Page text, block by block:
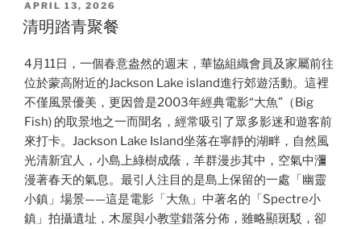
POSTED
ON
APRIL 13, 2026
清明踏青聚餐
4月11日，一個春意盎然的週末，華協組織會員及家屬前往
位於蒙高附近的Jackson Lake island進行郊遊活動。這裡
不僅風景優美，更因曾是2003年經典電影“大魚”（Big
Fish) 的取景地之一而聞名，經常吸引了眾多影迷和遊客前
來打卡。Jackson Lake Island坐落在寧靜的湖畔，自然風
光清新宜人，小島上綠樹成蔭，羊群漫步其中，空氣中瀰
漫著春天的氣息。最引人注目的是島上保留的一處「幽靈
小鎮」場景——這是電影「大魚」中著名的「Spectre小
鎮」拍攝遺址，木屋與小教堂錯落分佈，雖略顯斑駁，卻